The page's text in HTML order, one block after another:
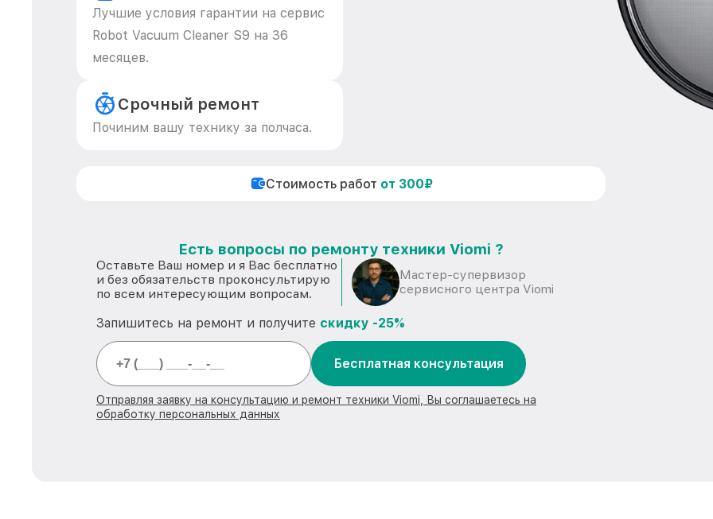
Лучшие условия гарантии на сервис
Robot Vacuum Cleaner S9 на 36
месяцев.
Срочный ремонт
Починим вашу технику за полчаса.
Стоимость работ от 300₽
Есть вопросы по ремонту техники Viomi ?
Оставьте Ваш номер и я Вас бесплатно
и без обязательств проконсультирую
по всем интересующим вопросам.
Мастер-супервизор
сервисного центра Viomi
Запишитесь на ремонт и получите скидку -25%
Бесплатная консультация
Отправляя заявку на консультацию и ремонт техники Viomi, Вы соглашаетесь на
обработку персональных данных